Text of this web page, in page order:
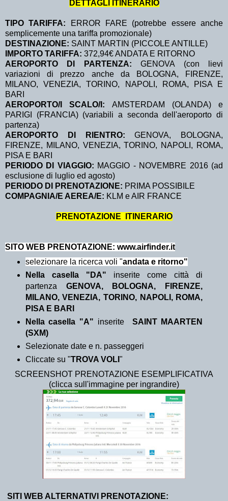
DETTAGLI ITINERARIO
TIPO TARIFFA: ERROR FARE (potrebbe essere anche
semplicemente una tariffa promozionale)
DESTINAZIONE: SAINT MARTIN (PICCOLE ANTILLE)
IMPORTO TARIFFA: 372,94€ ANDATA E RITORNO
AEROPORTO DI PARTENZA: GENOVA (con lievi
variazioni di prezzo anche da BOLOGNA, FIRENZE,
MILANO, VENEZIA, TORINO, NAPOLI, ROMA, PISA E
BARI
AEROPORTO/I SCALO/I: AMSTERDAM (OLANDA) e
PARIGI (FRANCIA) (variabili a seconda dell'aeroporto di
partenza)
AEROPORTO DI RIENTRO:GENOVA, BOLOGNA,
FIRENZE, MILANO, VENEZIA, TORINO, NAPOLI, ROMA,
PISA E BARI
PERIODO DI VIAGGIO: MAGGIO - NOVEMBRE 2016 (ad
esclusione di luglio ed agosto)
PERIODO DI PRENOTAZIONE: PRIMA POSSIBILE
COMPAGNIA/E AEREA/E: KLM e AIR FRANCE
PRENOTAZIONE ITINERARIO
SITO WEB PRENOTAZIONE: www.airfinder.it
selezionare la ricerca voli "andata e ritorno"
Nella casella "DA" inserite come città di
partenza GENOVA, BOLOGNA, FIRENZE,
MILANO, VENEZIA, TORINO, NAPOLI, ROMA,
PISA E BARI
Nella casella "A" inserite SAINT MAARTEN
(SXM)
Selezionate date e n. passeggeri
Cliccate su "TROVA VOLI "
SCREENSHOT PRENOTAZIONE ESEMPLIFICATIVA
(clicca sull'immagine per ingrandire)
SITI WEB ALTERNATIVI PRENOTAZIONE: